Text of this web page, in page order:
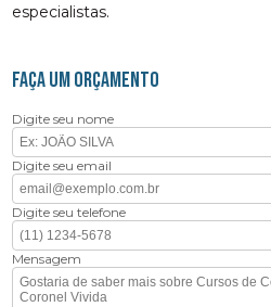
especialistas.
FAÇA UM ORÇAMENTO
Digite seu nome
Digite seu email
Digite seu telefone
Mensagem